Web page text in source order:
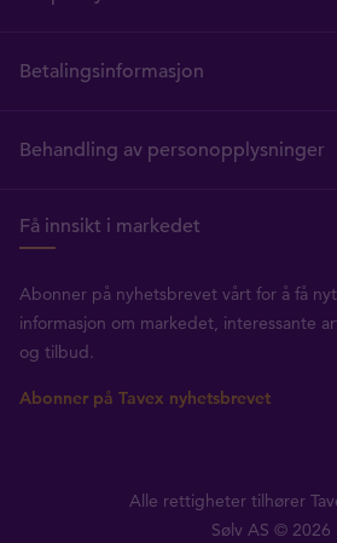
Betalingsinformasjon
Behandling av personopplysninger
Få innsikt i markedet
Abonner på nyhetsbrevet vårt for å få
informasjon om markedet, interessante
og tilbud.
Abonner på Tavex nyhetsbrevet
Alle rettigheter tilhører
Sølv AS © 2026